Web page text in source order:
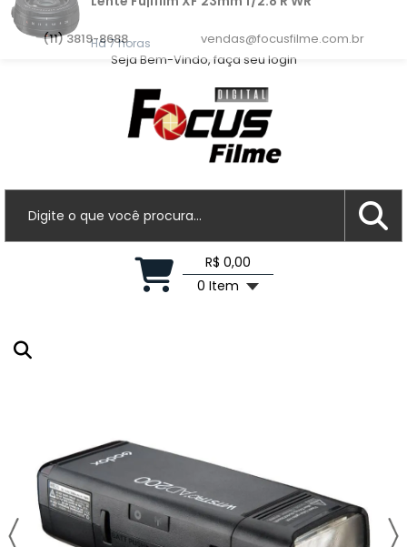
(11) 3819-8688
vendas@focusfilme.com.br
Seja Bem-Vindo, faça seu login
R$ 0,00
0 Item
Lente Fujifilm XF 23mm f/2.8 R WR